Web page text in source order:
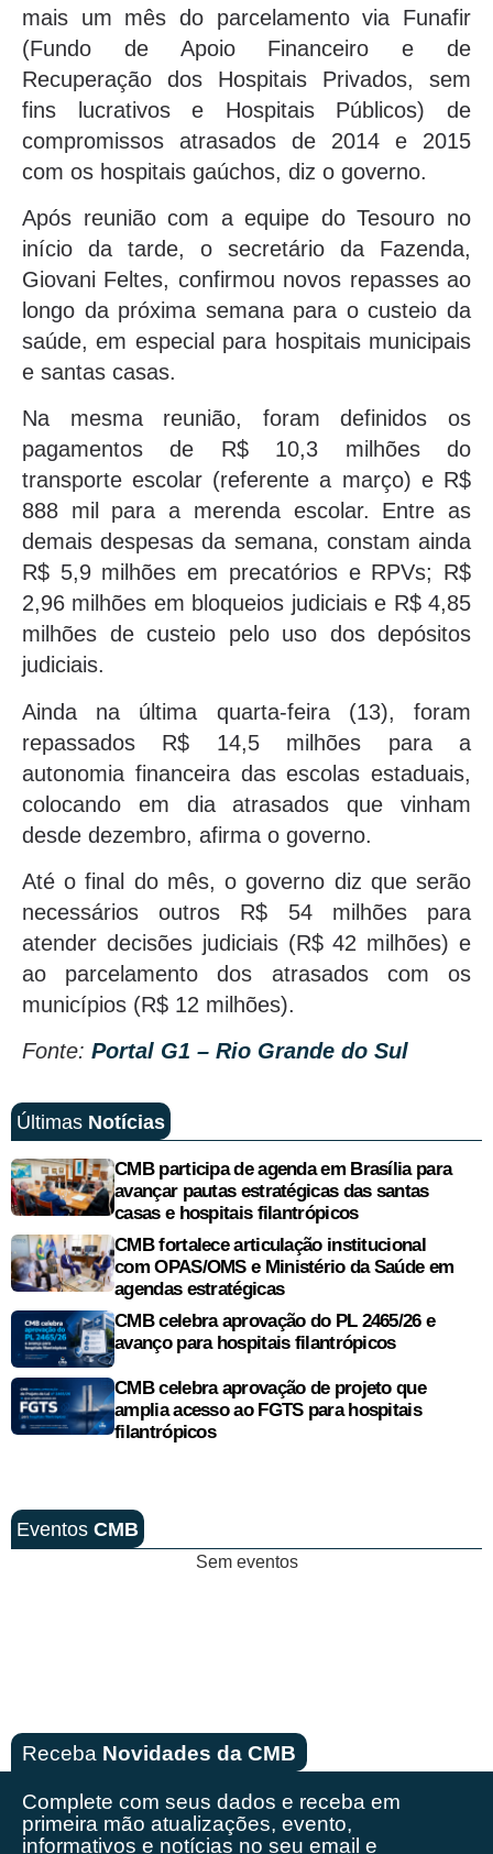
mais um mês do parcelamento via Funafir
(Fundo de Apoio Financeiro e de
Recuperação dos Hospitais Privados, sem
fins lucrativos e Hospitais Públicos) de
compromissos atrasados de 2014 e 2015
com os hospitais gaúchos, diz o governo.
Após reunião com a equipe do Tesouro no
início da tarde, o secretário da Fazenda,
Giovani Feltes, confirmou novos repasses ao
longo da próxima semana para o custeio da
saúde, em especial para hospitais municipais
e santas casas.
Na mesma reunião, foram definidos os
pagamentos de R$ 10,3 milhões do
transporte escolar (referente a março) e R$
888 mil para a merenda escolar. Entre as
demais despesas da semana, constam ainda
R$ 5,9 milhões em precatórios e RPVs; R$
2,96 milhões em bloqueios judiciais e R$ 4,85
milhões de custeio pelo uso dos depósitos
judiciais.
Ainda na última quarta-feira (13), foram
repassados R$ 14,5 milhões para a
autonomia financeira das escolas estaduais,
colocando em dia atrasados que vinham
desde dezembro, afirma o governo.
Até o final do mês, o governo diz que serão
necessários outros R$ 54 milhões para
atender decisões judiciais (R$ 42 milhões) e
ao parcelamento dos atrasados com os
municípios (R$ 12 milhões).
Fonte: Portal G1 – Rio Grande do Sul
Últimas Notícias
CMB participa de agenda em Brasília para
avançar pautas estratégicas das santas
casas e hospitais filantrópicos
CMB fortalece articulação institucional
com OPAS/OMS e Ministério da Saúde em
agendas estratégicas
CMB celebra aprovação do PL 2465/26 e
avanço para hospitais filantrópicos
CMB celebra aprovação de projeto que
amplia acesso ao FGTS para hospitais
filantrópicos
Eventos CMB
Sem eventos
Receba Novidades da CMB
Complete com seus dados e receba em
primeira mão atualizações, evento,
informativos e notícias no seu email e